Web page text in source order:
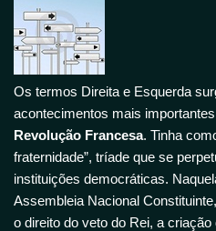
Os termos Direita e Esquerda
acontecimentos mais
Revolução Francesa. Tinha
fraternidade”, tríade que se
instituições democráticas.
Assembleia Nacional
o direito do veto do Rei, a